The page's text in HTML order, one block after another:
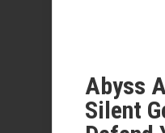
Abyss
Silent